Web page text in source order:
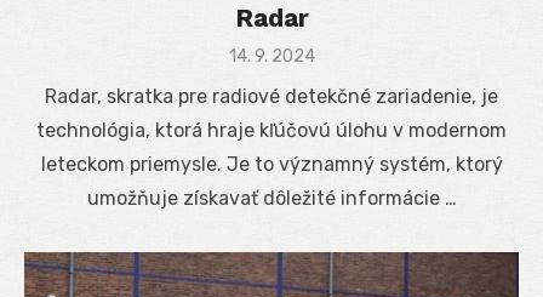
Radar
Posted
14. 9. 2024
Radar, skratka pre radiové detekčné zariadenie, je
technológia, ktorá hraje kľúčovú úlohu v modernom
leteckom priemysle. Je to významný systém, ktorý
umožňuje získavať dôležité informácie …